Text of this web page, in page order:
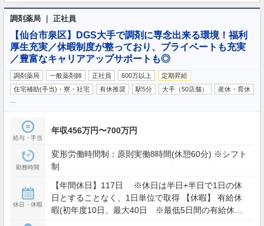
調剤薬局 ｜ 正社員
【仙台市泉区】DGS大手で調剤に専念出来る環境！福利
厚生充実／休暇制度が整っており、プライベートも充実
／豊富なキャリアアップサポートも◎
調剤薬局 一般薬剤師 正社員 600万以上
定期昇給
住宅補助(手当)・寮・社宅
有休推奨 駅5分 大手（50店舗） 産休・育休
給与・手当
年収456万円〜700万円
勤務時間
変形労働時間制：原則実働8時間(休憩60分) ※シフト
制
休日・休暇
【年間休日】117日 ※休日は半日+半日で1日の休
日とすることなく、1日単位で取得 【休暇】 有給休
暇(初年度10日、最大40日 ※最低5日間の有給休暇